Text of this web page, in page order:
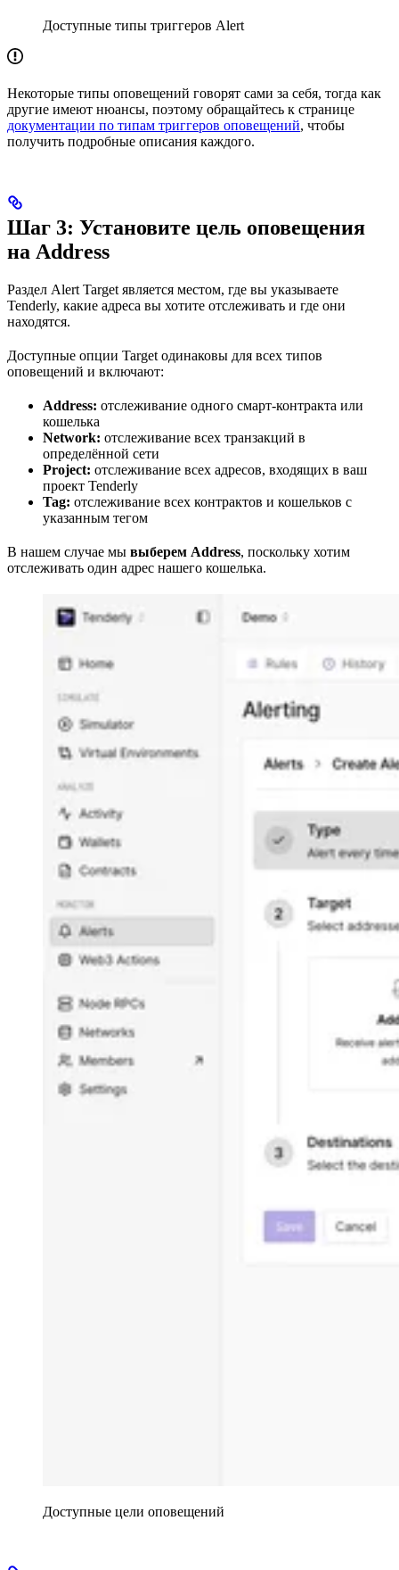
Доступные типы триггеров Alert
Некоторые типы оповещений говорят сами за себя, тогда как
другие имеют нюансы, поэтому обращайтесь к странице
документации по типам триггеров оповещений, чтобы
получить подробные описания каждого.
Шаг 3: Установите цель оповещения
на Address
Раздел Alert Target является местом, где вы указываете
Tenderly, какие адреса вы хотите отслеживать и где они
находятся.
Доступные опции Target одинаковы для всех типов
оповещений и включают:
Address: отслеживание одного смарт-контракта или
кошелька
Network: отслеживание всех транзакций в
определённой сети
Project: отслеживание всех адресов, входящих в ваш
проект Tenderly
Tag: отслеживание всех контрактов и кошельков с
указанным тегом
В нашем случае мы выберем Address, поскольку хотим
отслеживать один адрес нашего кошелька.
Доступные цели оповещений